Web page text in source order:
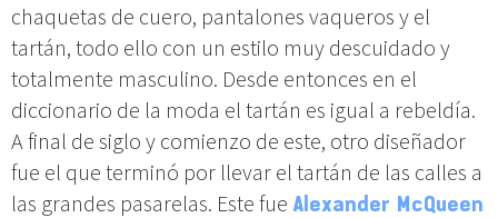
chaquetas de cuero, pantalones vaqueros y el
tartán, todo ello con un estilo muy descuidado y
totalmente masculino. Desde entonces en el
diccionario de la moda el tartán es igual a rebeldía.
A final de siglo y comienzo de este, otro diseñador
fue el que terminó por llevar el tartán de las calles a
las grandes pasarelas. Este fue Alexander McQueen